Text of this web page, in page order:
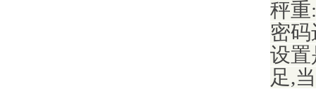
秤重
密
设置
足,